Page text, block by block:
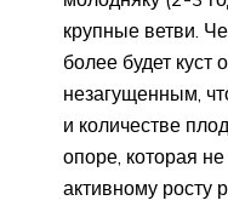
крупные ветви.
более будет
незагущенным,
и количестве
опоре, которая
активному росту